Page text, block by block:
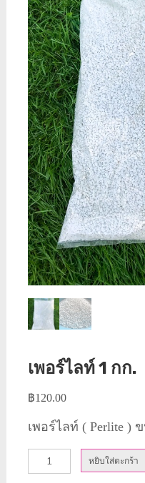
เพอร์ไลท์ 1 กก.
฿120.00
เพอร์ไลท์ ( Perlite )
จำนวน
หยิบใส่ตะกร้า